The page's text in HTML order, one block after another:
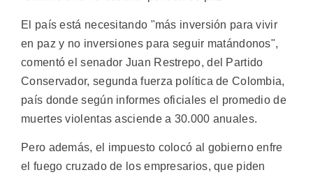
El país está necesitando "más inversión para vivir
en paz y no inversiones para seguir matándonos",
comentó el senador Juan Restrepo, del Partido
Conservador, segunda fuerza política de Colombia,
país donde según informes oficiales el promedio de
muertes violentas asciende a 30.000 anuales.
Pero además, el impuesto colocó al gobierno enfre
el fuego cruzado de los empresarios, que piden